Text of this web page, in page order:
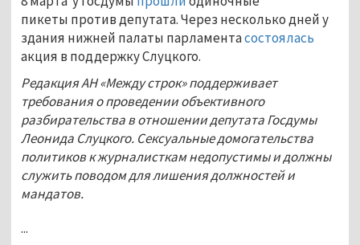
пикеты против депутата. Через несколько дней у
здания нижней палаты парламентасостоялась
акция в поддержку Слуцкого.
Редакция АН «Между строк» поддерживает
требования о проведении объективного
разбирательства в отношении депутата Госдумы
Леонида Слуцкого. Сексуальные домогательства
политиков к журналисткам недопустимы и должны
служить поводом для лишения должностей и
мандатов.
...